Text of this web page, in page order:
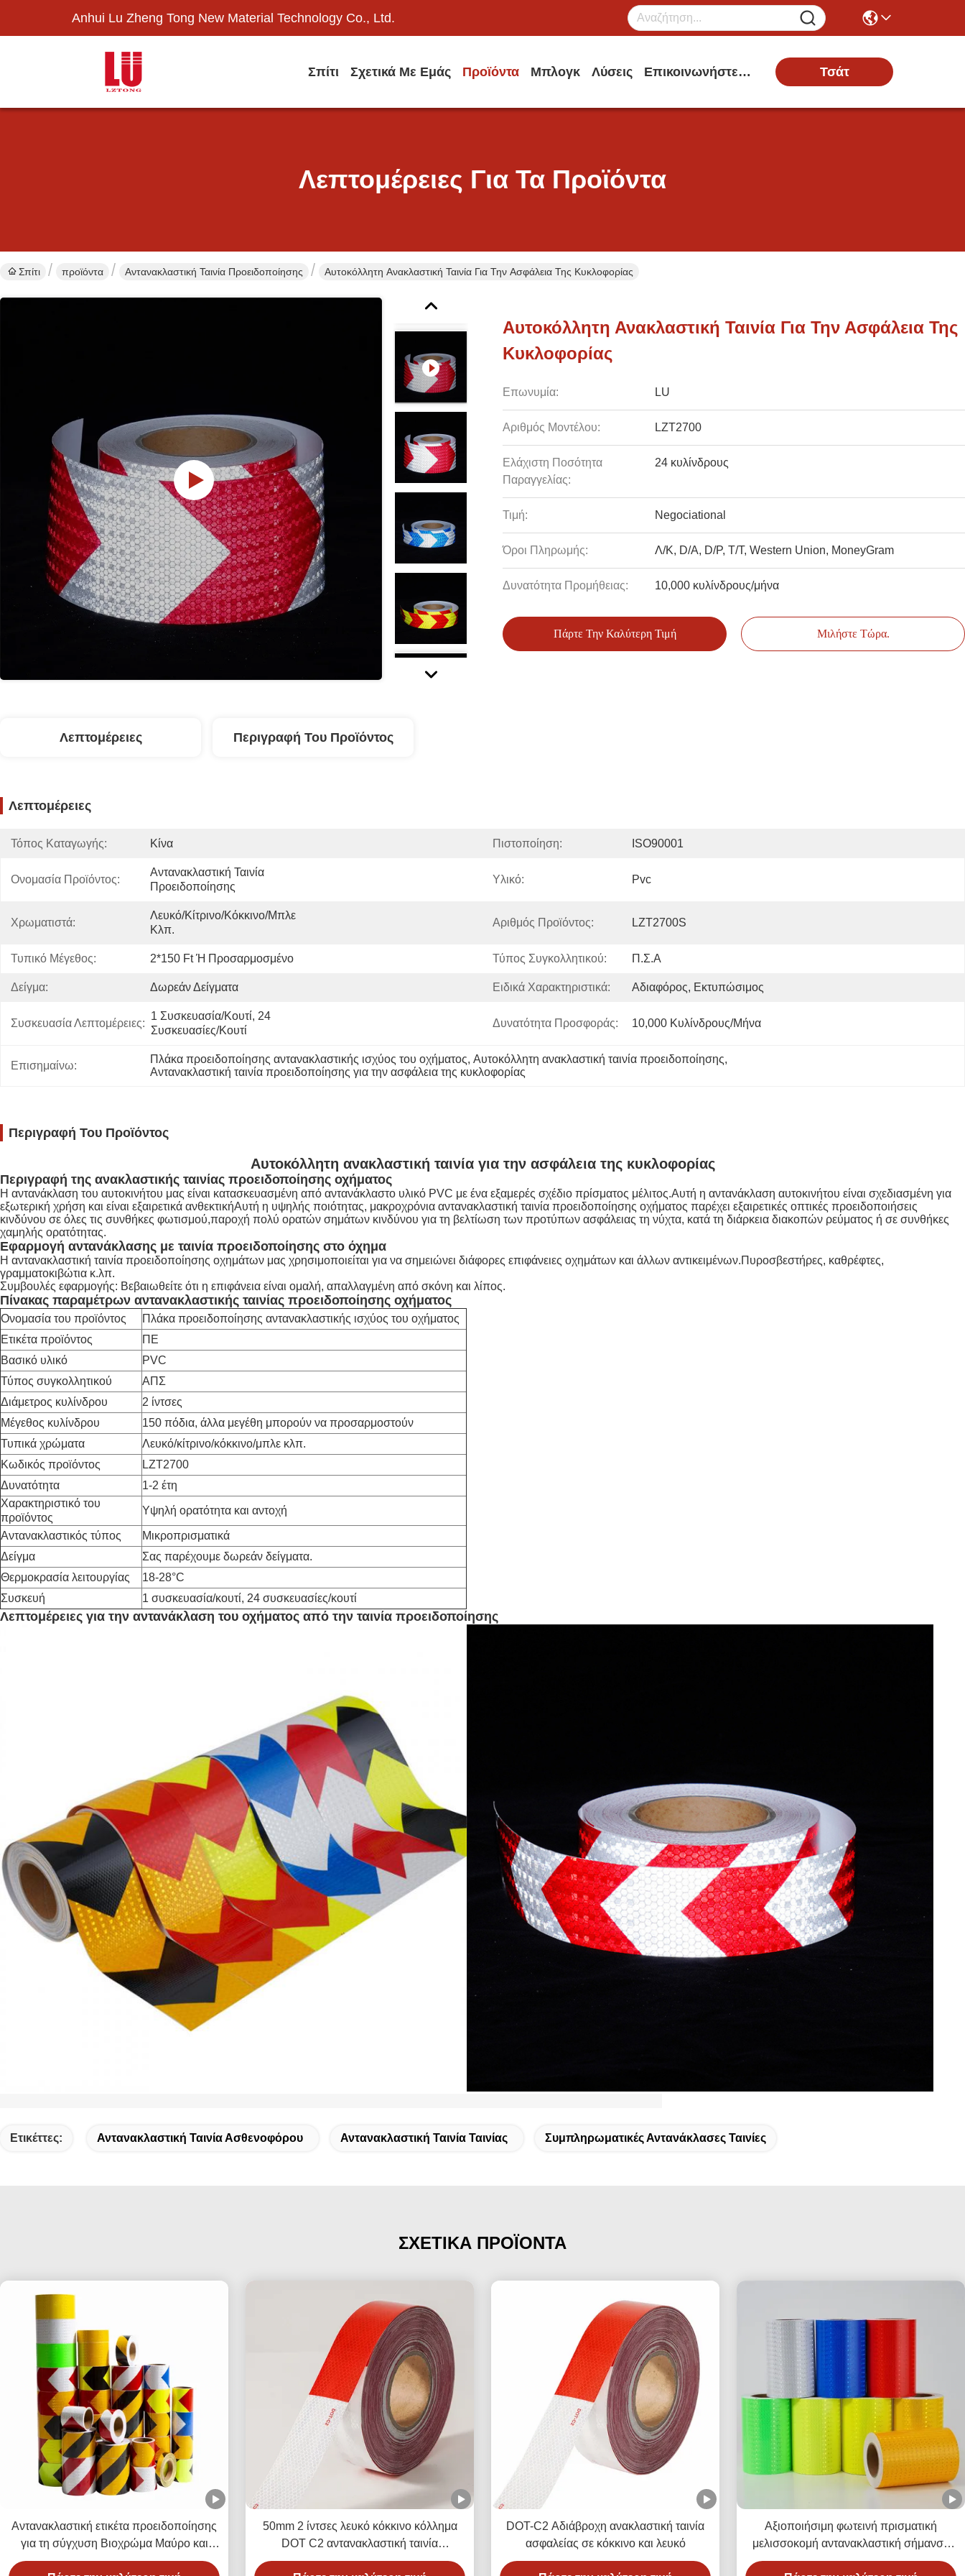
Anhui Lu Zheng Tong New Material Technology Co., Ltd.
Σπίτι Σχετικά Με Εμάς Προϊόντα Μπλογκ Λύσεις Επικοινωνήστε Μαζί Μας Τσάτ
Λεπτομέρειες Για Τα Προϊόντα
Σπίτι προϊόντα Αντανακλαστική Ταινία Προειδοποίησης Αυτοκόλλητη Ανακλαστική Ταινία Για Την Ασφάλεια Της Κυκλοφορίας
Αυτοκόλλητη Ανακλαστική Ταινία Για Την Ασφάλεια Της
Κυκλοφορίας
Επωνυμία: LU
Αριθμός Μοντέλου: LZT2700
Ελάχιστη Ποσότητα
Παραγγελίας:
24 κυλίνδρους
Τιμή: Negociational
Όροι Πληρωμής: Λ/Κ, D/A, D/P, T/T, Western Union, MoneyGram
Δυνατότητα Προμήθειας: 10,000 κυλίνδρους/μήνα
Πάρτε Την Καλύτερη Τιμή Μιλήστε Τώρα.
Λεπτομέρειες Περιγραφή Του Προϊόντος
Λεπτομέρειες
Τόπος Καταγωγής: Κίνα Πιστοποίηση: ISO90001
Ονομασία Προϊόντος:
Αντανακλαστική Ταινία
Προειδοποίησης
Υλικό: Pvc
Χρωματιστά:
Λευκό/κίτρινο/κόκκινο/μπλε
Κλπ.
Αριθμός Προϊόντος: LZT2700S
Τυπικό Μέγεθος: 2*150 Ft Ή Προσαρμοσμένο Τύπος Συγκολλητικού: Π.Σ.Α
Δείγμα: Δωρεάν Δείγματα Ειδικά Χαρακτηριστικά: Αδιαφόρος, Εκτυπώσιμος
Συσκευασία Λεπτομέρειες:
1 Συσκευασία/κουτί, 24
Συσκευασίες/κουτί
Δυνατότητα Προσφοράς: 10,000 Κυλίνδρους/μήνα
Επισημαίνω:
Πλάκα προειδοποίησης αντανακλαστικής ισχύος του οχήματος, Αυτοκόλλητη ανακλαστική ταινία προειδοποίησης,
Αντανακλαστική ταινία προειδοποίησης για την ασφάλεια της κυκλοφορίας
Περιγραφή Του Προϊόντος
Αυτοκόλλητη ανακλαστική ταινία για την ασφάλεια της κυκλοφορίας
Περιγραφή της ανακλαστικής ταινίας προειδοποίησης οχήματος
Η αντανάκλαση του αυτοκινήτου μας είναι κατασκευασμένη από αντανάκλαστο υλικό PVC με ένα εξαμερές σχέδιο πρίσματος μέλιτος.Αυτή η αντανάκλαση αυτοκινήτου είναι σχεδιασμένη για
εξωτερική χρήση και είναι εξαιρετικά ανθεκτικήΑυτή η υψηλής ποιότητας, μακροχρόνια αντανακλαστική ταινία προειδοποίησης οχήματος παρέχει εξαιρετικές οπτικές προειδοποιήσεις
κινδύνου σε όλες τις συνθήκες φωτισμού,παροχή πολύ ορατών σημάτων κινδύνου για τη βελτίωση των προτύπων ασφάλειας τη νύχτα, κατά τη διάρκεια διακοπών ρεύματος ή σε συνθήκες
χαμηλής ορατότητας.
Εφαρμογή αντανάκλασης με ταινία προειδοποίησης στο όχημα
Η αντανακλαστική ταινία προειδοποίησης οχημάτων μας χρησιμοποιείται για να σημειώνει διάφορες επιφάνειες οχημάτων και άλλων αντικειμένων.Πυροσβεστήρες, καθρέφτες,
γραμματοκιβώτια κ.λπ.
Συμβουλές εφαρμογής: Βεβαιωθείτε ότι η επιφάνεια είναι ομαλή, απαλλαγμένη από σκόνη και λίπος.
Πίνακας παραμέτρων αντανακλαστικής ταινίας προειδοποίησης οχήματος
Ονομασία του προϊόντος
Πλάκα προειδοποίησης αντανακλαστικής ισχύος του οχήματος
Ετικέτα προϊόντος
ΠΕ
Βασικό υλικό
PVC
Τύπος συγκολλητικού
ΑΠΣ
Διάμετρος κυλίνδρου
2 ίντσες
Μέγεθος κυλίνδρου
150 πόδια, άλλα μεγέθη μπορούν να προσαρμοστούν
Τυπικά χρώματα
Λευκό/κίτρινο/κόκκινο/μπλε κλπ.
Κωδικός προϊόντος
LZT2700
Δυνατότητα
1-2 έτη
Χαρακτηριστικό του
προϊόντος
Υψηλή ορατότητα και αντοχή
Αντανακλαστικός τύπος
Μικροπρισματικά
Δείγμα
Σας παρέχουμε δωρεάν δείγματα.
Θερμοκρασία λειτουργίας
18-28°C
Συσκευή
1 συσκευασία/κουτί, 24 συσκευασίες/κουτί
Λεπτομέρειες για την αντανάκλαση του οχήματος από την ταινία προειδοποίησης
Ετικέττες: Αντανακλαστική Ταινία Ασθενοφόρου Αντανακλαστική Ταινία Ταινίας Συμπληρωματικές Αντανάκλασες Ταινίες
ΣΧΕΤΙΚΑ ΠΡΟΪΟΝΤΑ
Αντανακλαστική ετικέτα προειδοποίησης
για τη σύγχυση Βιοχρώμα Μαύρο και
Κίτρινο
50mm 2 ίντσες λευκό κόκκινο κόλλημα
DOT C2 αντανακλαστική ταινία
ασφαλείας αυτοκόλλητα σε φορτηγό για
DOT-C2 Αδιάβροχη ανακλαστική ταινία
ασφαλείας σε κόκκινο και λευκό
Αξιοποιήσιμη φωτεινή πρισματική
μελισσοκομή αντανακλαστική σήμανση
ασφαλείας